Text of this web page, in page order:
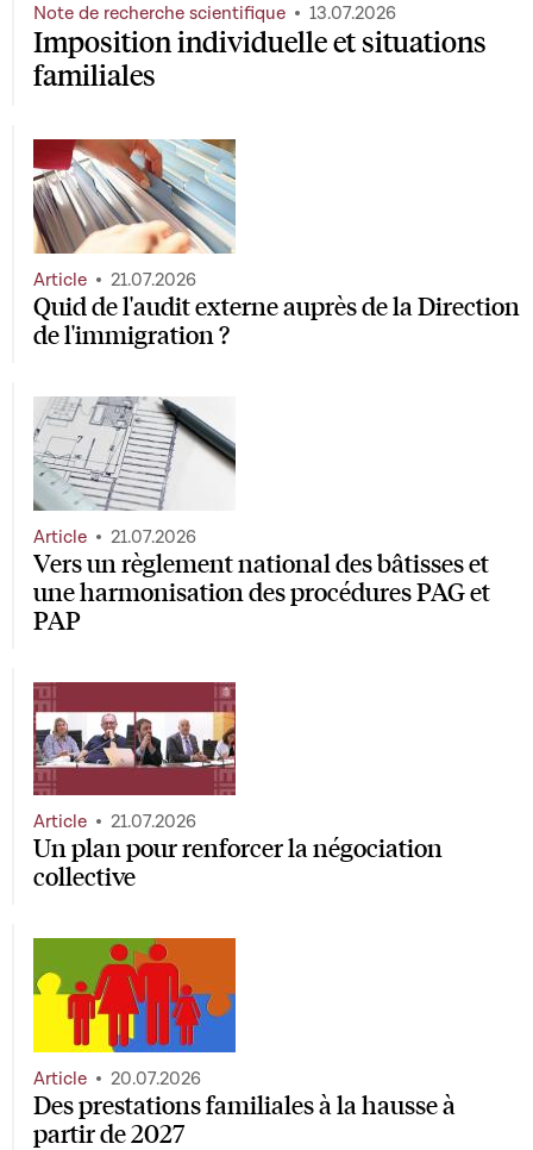
Imposition individuelle et situations
familiales
Note de recherche scientifique 13.07.2026
Quid de l'audit externe auprès de la Direction
de l'immigration ?
Article 21.07.2026
Vers un règlement national des bâtisses et
une harmonisation des procédures PAG et
PAP
Article 21.07.2026
Un plan pour renforcer la négociation
collective
Article 21.07.2026
Des prestations familiales à la hausse à
partir de 2027
Article 20.07.2026